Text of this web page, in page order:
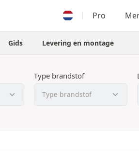
Pro
Gids Levering en montage
Type brandstof